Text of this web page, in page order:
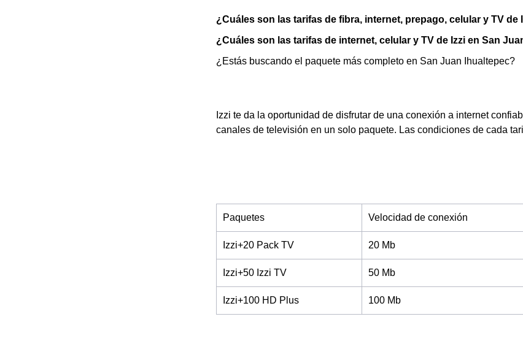
¿Cuáles son las tarifas de fibra, internet, prepago, celular y TV de
¿Cuáles son las tarifas de internet, celular y TV de Izzi en San
¿Estás buscando el paquete más completo en San Juan Ihualtepec?
Izzi te da la oportunidad de disfrutar de una conexión a internet
canales de televisión en un solo paquete. Las condiciones de cada
Paquetes Velocidad de conexión
Izzi+20 Pack TV 20 Mb
Izzi+50 Izzi TV 50 Mb
Izzi+100 HD Plus 100 Mb